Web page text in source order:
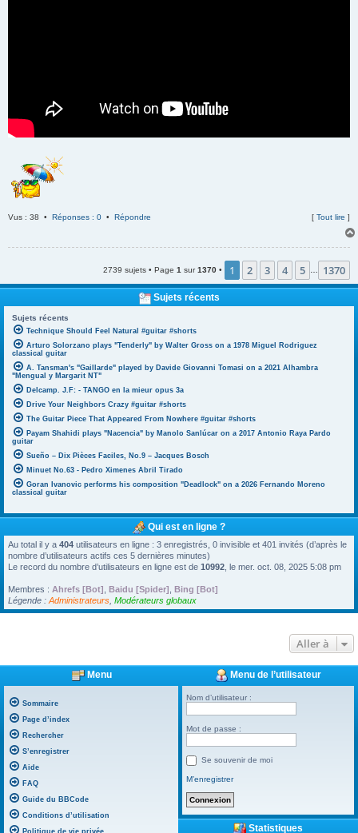
Vus : 38 • Réponses : 0 • Répondre [ Tout lire ]
2739 sujets • Page 1 sur1370 • 1 2 3 4 5 1370
Sujets récents
Sujets récents
Technique Should Feel Natural #guitar #shorts
Arturo Solorzano plays "Tenderly" by Walter Gross on a 1978 Miguel Rodriguez
classical guitar
A. Tansman's "Gaillarde" played by Davide Giovanni Tomasi on a 2021 Alhambra
"Mengual y Margarit NT"
Delcamp. J.F: - TANGO en la mieur opus 3a
Drive Your Neighbors Crazy #guitar #shorts
The Guitar Piece That Appeared From Nowhere #guitar #shorts
Payam Shahidi plays "Nacencia" by Manolo Sanlúcar on a 2017 Antonio Raya Pardo
guitar
Sueño – Dix Pièces Faciles, No.9 – Jacques Bosch
Minuet No.63 - Pedro Ximenes Abril Tirado
Goran Ivanovic performs his composition "Deadlock" on a 2026 Fernando Moreno
classical guitar
Qui est en ligne ?
Au total il y a 404 utilisateurs en ligne : 3 enregistrés, 0 invisible et 401 invités (d’après le
nombre d’utilisateurs actifs ces 5 dernières minutes)
Le record du nombre d’utilisateurs en ligne est de 10992 , le mer. oct. 08, 2025 5:08 pm
Membres : Ahrefs [Bot] Baidu [Spider] Bing [Bot]
Légende : Administrateurs Modérateurs globaux
Aller à
Menu
Sommaire
Page d’index
Rechercher
S’enregistrer
Aide
FAQ
Guide du BBCode
Conditions d’utilisation
Politique de vie privée
Menu de l’utilisateur
Nom d’utilisateur :
Mot de passe :
Se souvenir de moi
M’enregistrer
Statistiques